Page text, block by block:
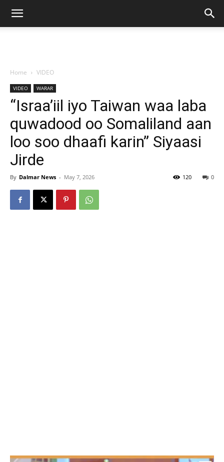
Home VIDEO
VIDEO WARAR
“Israa’iil iyo Taiwan waa laba
quwadood oo Somaliland aan
loo soo dhaafi karin” Siyaasi
Jirde
By Dalmar News - May 7, 2026 0
120